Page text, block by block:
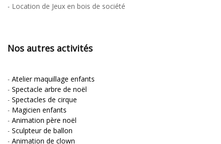
- Location de Jeux en bois de société
Nos autres activités
- Atelier maquillage enfants
- Spectacle arbre de noël
- Spectacles de cirque
- Magicien enfants
- Animation père noël
- Sculpteur de ballon
- Animation de clown